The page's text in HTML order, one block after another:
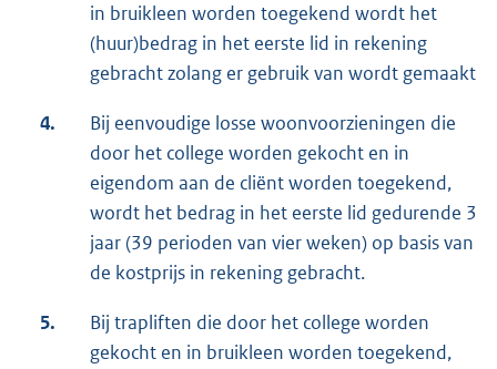
in bruikleen worden toegekend wordt het
(huur)bedrag in het eerste lid in rekening
gebracht zolang er gebruik van wordt gemaakt
4.
Bij eenvoudige losse woonvoorzieningen die
door het college worden gekocht en in
eigendom aan de cliënt worden toegekend,
wordt het bedrag in het eerste lid gedurende 3
jaar (39 perioden van vier weken) op basis van
de kostprijs in rekening gebracht.
5.
Bij trapliften die door het college worden
gekocht en in bruikleen worden toegekend,